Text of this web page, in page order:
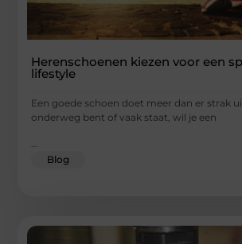
Herenschoenen kiezen voor een
lifestyle
Een goede schoen doet meer dan er strak
onderweg bent of vaak staat, wil je een
Blog